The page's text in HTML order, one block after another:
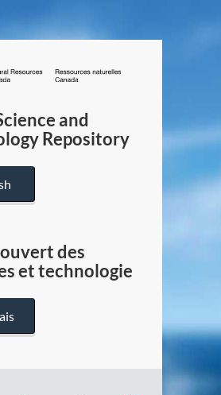
/
Canada
and
Repository
des
et technologie